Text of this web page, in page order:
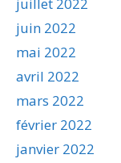
juin 2022
mai 2022
avril 2022
mars 2022
février 2022
janvier 2022